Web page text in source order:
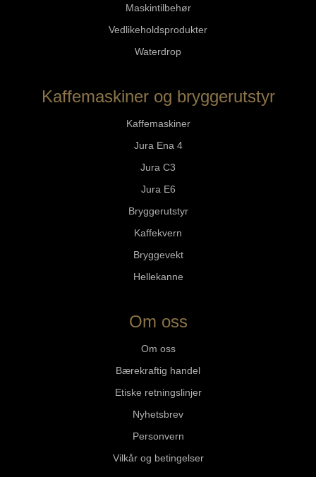
Maskintilbehør
Vedlikeholdsprodukter
Waterdrop
Kaffemaskiner og bryggerutstyr
Kaffemaskiner
Jura Ena 4
Jura C3
Jura E6
Bryggerutstyr
Kaffekvern
Bryggevekt
Hellekanne
Om oss
Om oss
Bærekraftig handel
Etiske retningslinjer
Nyhetsbrev
Personvern
Vilkår og betingelser